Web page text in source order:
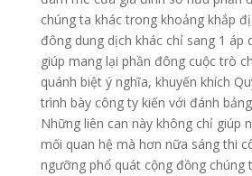
chúng ta khác trong khoảng khắp
đông dung dịch khác chỉ sang 1 áp
giúp mang lại phần đông cuộc trò
quánh biệt ý nghĩa, khuyến khích
trình bày công ty kiến với đánh
Những liên can này không chỉ giúp
mối quan hệ mà hơn nữa sáng thi
ngưỡng phổ quát cộng đồng chúng